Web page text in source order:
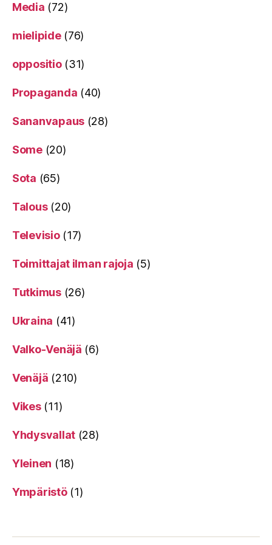
Media (72)
mielipide(76)
oppositio(31)
Propaganda (40)
Sananvapaus (28)
Some(20)
Sota (65)
Talous(20)
Televisio(17)
Toimittajat ilman rajoja (5)
Tutkimus(26)
Ukraina (41)
Valko-Venäjä (6)
Venäjä (210)
Vikes(11)
Yhdysvallat (28)
Yleinen (18)
Ympäristö(1)